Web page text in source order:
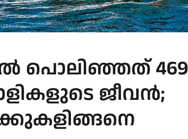
പൊലിഞ്ഞത് 469
ജീവന്‍;